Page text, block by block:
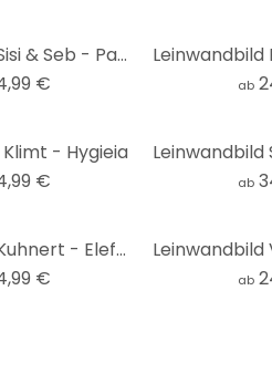
Leinwandbild Sisi & Seb - Pampas
€ ab
- Hygieia
€ ab
Leinwandbild Kuhnert - Elefanten an der Wasserstelle
€ ab